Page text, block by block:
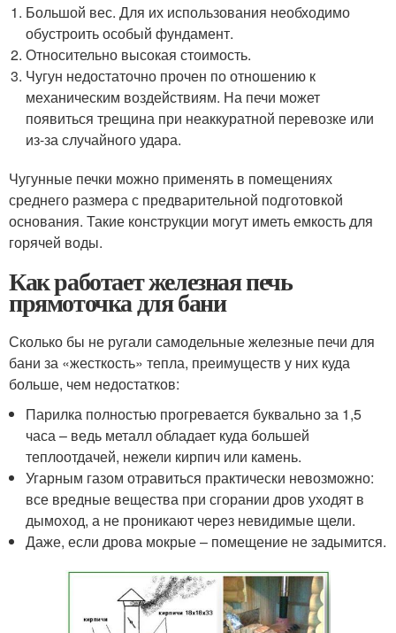
Большой вес. Для их использования необходимо
обустроить особый фундамент.
Относительно высокая стоимость.
Чугун недостаточно прочен по отношению к
механическим воздействиям. На печи может
появиться трещина при неаккуратной перевозке или
из-за случайного удара.
Чугунные печки можно применять в помещениях
среднего размера с предварительной подготовкой
основания. Такие конструкции могут иметь емкость для
горячей воды.
Как работает железная печь
прямоточка для бани
Сколько бы не ругали самодельные железные печи для
бани за «жесткость» тепла, преимуществ у них куда
больше, чем недостатков:
Парилка полностью прогревается буквально за 1,5
часа – ведь металл обладает куда большей
теплоотдачей, нежели кирпич или камень.
Угарным газом отравиться практически невозможно:
все вредные вещества при сгорании дров уходят в
дымоход, а не проникают через невидимые щели.
Даже, если дрова мокрые – помещение не задымится.